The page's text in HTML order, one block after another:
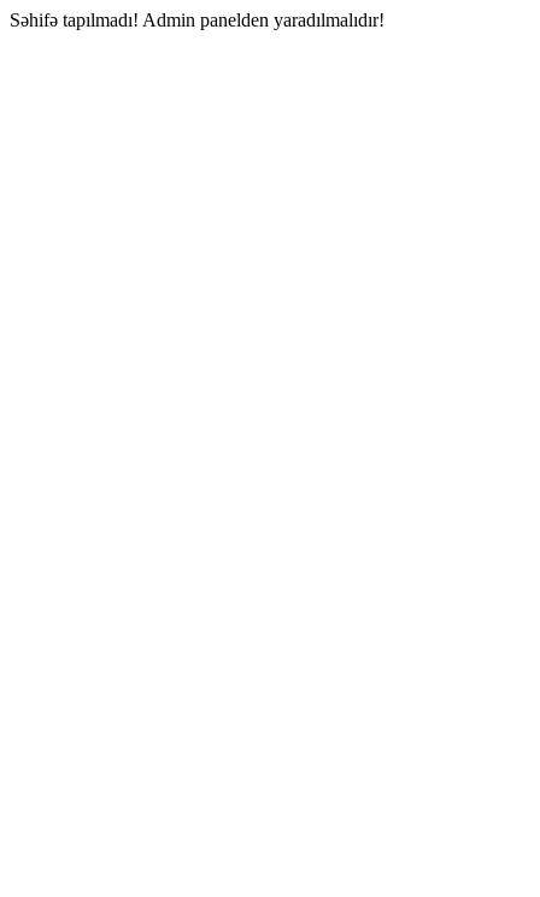
Səhifə tapılmadı! Admin panelden yaradılmalıdır!